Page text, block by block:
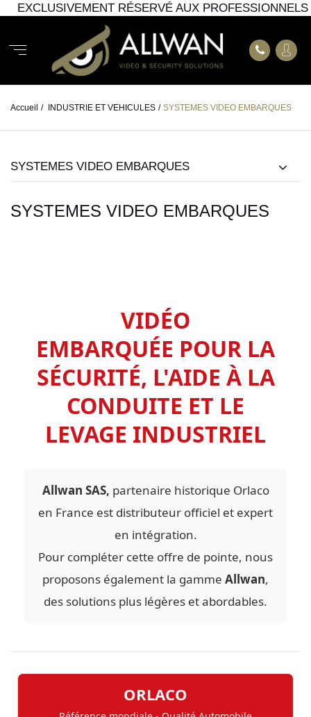
EXCLUSIVEMENT RÉSERVÉ AUX PROFESSIONNELS
Accueil / INDUSTRIE ET VEHICULES / SYSTEMES VIDEO EMBARQUES
SYSTEMES VIDEO EMBARQUES
SYSTEMES VIDEO EMBARQUES
VIDÉO
EMBARQUÉE POUR LA
SÉCURITÉ, L'AIDE À LA
CONDUITE ET LE
LEVAGE INDUSTRIEL
Allwan SAS, partenaire historique Orlaco
en France est distributeur officiel et expert
en intégration.
Pour compléter cette offre de pointe, nous
proposons également la gamme Allwan,
des solutions plus légères et abordables.
ORLACO